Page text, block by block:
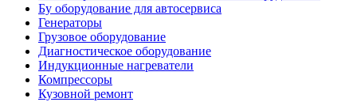
Бу оборудование для автосервиса
Генераторы
Грузовое оборудование
Диагностическое оборудование
Индукционные нагреватели
Компрессоры
Кузовной ремонт